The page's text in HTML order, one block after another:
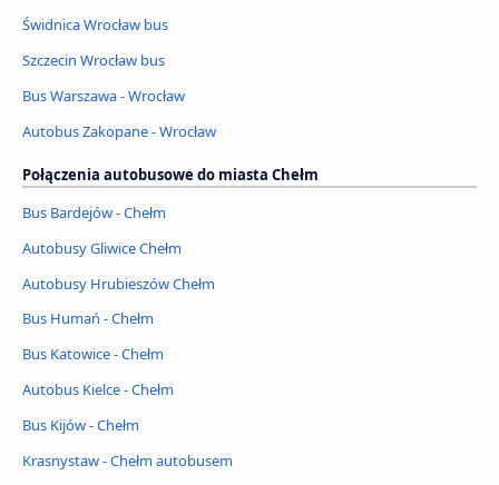
Świdnica Wrocław bus
Szczecin Wrocław bus
Bus Warszawa - Wrocław
Autobus Zakopane - Wrocław
Połączenia autobusowe do miasta Chełm
Bus Bardejów - Chełm
Autobusy Gliwice Chełm
Autobusy Hrubieszów Chełm
Bus Humań - Chełm
Bus Katowice - Chełm
Autobus Kielce - Chełm
Bus Kijów - Chełm
Krasnystaw - Chełm autobusem